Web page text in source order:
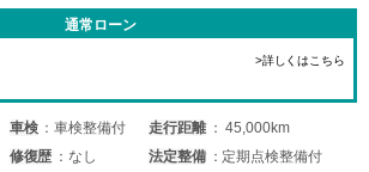
通常ローン
>詳しくはこちら
車検 車検整備付 走行距離
45,000km
修復歴 なし 法定整備
定期点検整備付